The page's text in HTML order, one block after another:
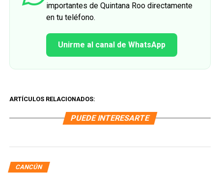
importantes de Quintana Roo directamente
en tu teléfono.
Unirme al canal de WhatsApp
ARTÍCULOS RELACIONADOS:
PUEDE INTERESARTE
CANCÚN